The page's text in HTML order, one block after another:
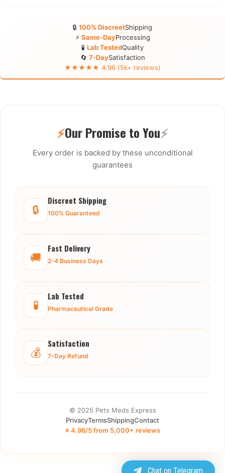
🔒 100% DiscreetShipping
⚡ Same-DayProcessing
🧪 Lab TestedQuality
🔄 7-DaySatisfaction
★★★★★ 4.96 (5k+ reviews)
⚡Our Promise to You⚡
Every order is backed by these unconditional
guarantees
🔒
Discreet Shipping
100% Guaranteed
🚚
Fast Delivery
2-4 Business Days
🧪
Lab Tested
Pharmaceutical Grade
💰
Satisfaction
7-Day Refund
© 2025 Pets Meds Express
PrivacyTermsShippingContact
⭐ 4.96/5 from 5,000+ reviews
Chat on Telegram